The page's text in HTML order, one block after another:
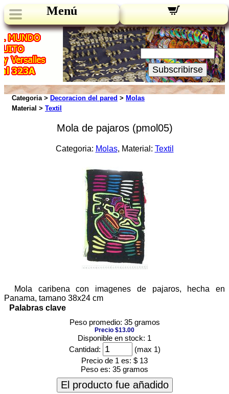
Menú
Novedades:
Su Email:
Subscribirse
Categoria > Decoracion del pared > Molas
Material > Textil
Mola de pajaros (pmol05)
Categoria: Molas, Material: Textil
Mola caribena con imagenes de pajaros, hecha en
Panama, tamano 38x24 cm
Palabras clave
Peso promedio: 35 gramos
Precio $13.00
Disponible en stock: 1
Cantidad:
(max 1)
Precio de 1 es: $ 13
Peso es: 35 gramos
El producto fue añadido